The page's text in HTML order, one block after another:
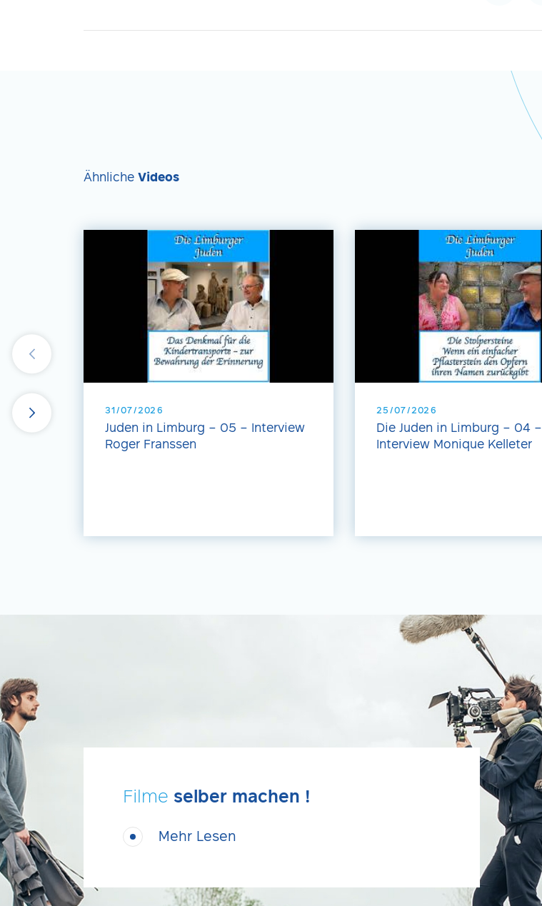
Ähnliche Videos
31/07/2026
Juden in Limburg – 05 – Interview
Roger Franssen
25/07/2026
Die Juden in Limburg – 04 –
Interview Monique Kelleter
Filme selber machen !
Mehr Lesen